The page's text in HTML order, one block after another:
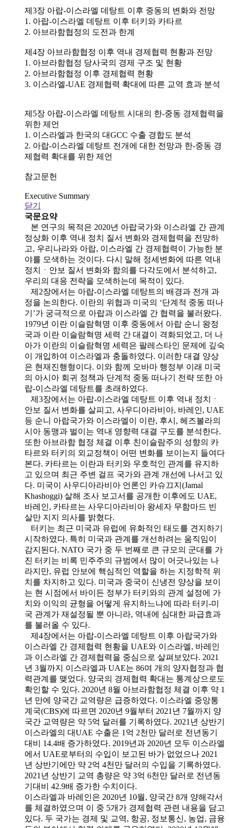
제3장 아랍-이스라엘 데탕트 이후 중동의 변화와 전망
1. 아랍-이스라엘 데탕트 이후 터키와 카타르
2. 아브라함협정의 도전과 한계
제4장 아브라함협정 이후 역내 경제협력 현황과 전망
1. 아브라함협정 당사국의 경제 구조 및 현황
2. 아브라함협정 이후 경제협력 현황
3. 이스라엘-UAE 경제협력 확대에 따른 교역 효과 분석
제5장 아랍-이스라엘 데탕트 시대의 한-중동 경제협력을
위한 제언
1. 이스라엘과 한국의 대GCC 수출 경합도 분석
2. 아랍-이스라엘 데탕트 전개에 대한 전망과 한-중동 경
제협력 확대를 위한 제언
참고문헌
Executive Summary
닫기
국문요약
본 연구의 목적은 2020년 아랍국가와 이스라엘 간 관계
정상화 이후 역내 정치 질서 변화와 경제협력을 전망하
고, 우리나라와 아랍, 이스라엘 간 경제협력이 가능한 분
야를 모색하는 것이다. 다시 말해 정세변화에 따른 역내
정치ㆍ안보 질서 변화와 함의를 다각도에서 분석하고,
우리의 대응 전략을 모색하는데 목적이 있다.
제2장에서는 아랍-이스라엘 데탕트의 배경과 전개 과
정을 논의한다. 이란의 위협과 미국의 ‘단계적 중동 떠나
기’가 궁극적으로 아랍과 이스라엘 간 협력을 불러왔다.
1979년 이란 이슬람혁명 이후 중동에서 아랍 순니 왕정
국과 이란 이슬람혁명 세력 간 대결이 격화되었고, 더 나
아가 이란의 이슬람혁명 세력은 팔레스타인 문제에 깊숙
이 개입하여 이스라엘과 충돌하였다. 이러한 대결 양상
은 현재진행형이다. 이와 함께 오바마 행정부 이래 미국
의 아시아 회귀 정책과 단계적 중동 떠나기 전략 또한 아
랍-이스라엘 데탕트를 초래하였다.
제3장에서는 아랍-이스라엘 데탕트 이후 역내 정치ㆍ
안보 질서 변화를 살피고, 사우디아라비아, 바레인, UAE
등 순니 아랍국가와 이스라엘이 이란, 후시, 헤즈볼라의
시아 동맹과 벌이는 역내 영향력 대결 구도를 분석한다.
또한 아브라함 협정 체결 이후 친이슬람주의 성향의 카
타르와 터키의 외교정책이 어떤 변화를 보이는지 들여다
본다. 카타르는 이란과 터키와 우호적인 관계를 유지하
고 있으며 최근 주변 걸프 국가와 관계 개선에 나서고 있
다. 미국이 사우디아라비아 언론인 카슈끄지(Jamal
Khashoggi) 살해 조사 보고서를 공개한 이후에도 UAE,
바레인, 카타르는 사우디아라비아 왕세자 무함마드 빈
살만 지지 의사를 밝혔다.
터키는 최근 미국과 유럽에 유화적인 태도를 견지하기
시작하였다. 특히 미국과 관계를 개선하려는 움직임이
감지된다. NATO 국가 중 두 번째로 큰 규모의 군대를 가
진 터키는 비록 민주주의 규범에서 많이 어긋나있는 나
라지만, 유럽 안보에 핵심적인 역할을 하는 지정학적 위
치를 차지하고 있다. 미국과 중국이 신냉전 양상을 보이
는 현 시점에서 바이든 정부가 터키와의 관계 설정에 가
치와 이익의 균형을 어떻게 유지하느냐에 따라 터키-미
국 관계가 재설정될 뿐 아니라, 역내에 심대한 파급효과
를 불러올 수 있다.
제4장에서는 아랍-이스라엘 데탕트 이후 아랍국가와
이스라엘 간 경제협력 현황을 UAE와 이스라엘, 바레인
과 이스라엘 간 경제협력을 중심으로 살펴보았다. 2021
년 3월까지 이스라엘과 UAE는 86여 개의 양자협정과 협
력관계를 맺었다. 양국의 경제협력 확대는 통계상으로도
확인할 수 있다. 2020년 8월 아브라함협정 체결 이후 약 1
년 만에 양국간 교역량은 급증하였다. 이스라엘 중앙통
계국(CBS)에 따르면 2020년 9월부터 2021년 7월까지 양
국간 교역량은 약 5억 달러를 기록하였다. 2021년 상반기
이스라엘의 대UAE 수출은 1억 2천만 달러로 전년동기
대비 14.4배 증가하였다. 2019년과 2020년 모두 이스라엘
에서 UAE로부터의 수입이 보고된 바가 없었으나 2021
년 상반기에만 약 2억 4천만 달러의 수입을 기록하였다.
2021년 상반기 교역 총량은 약 3억 6천만 달러로 전년동
기대비 42.9배 증가한 수치이다.
이스라엘과 바레인은 2020년 10월, 양국간 8개 양해각서
를 체결하였으며 이 중 5개가 경제협력 관련 내용을 담고
있다. 두 국가는 경제 및 교역, 항공, 정보통신, 농업, 금융